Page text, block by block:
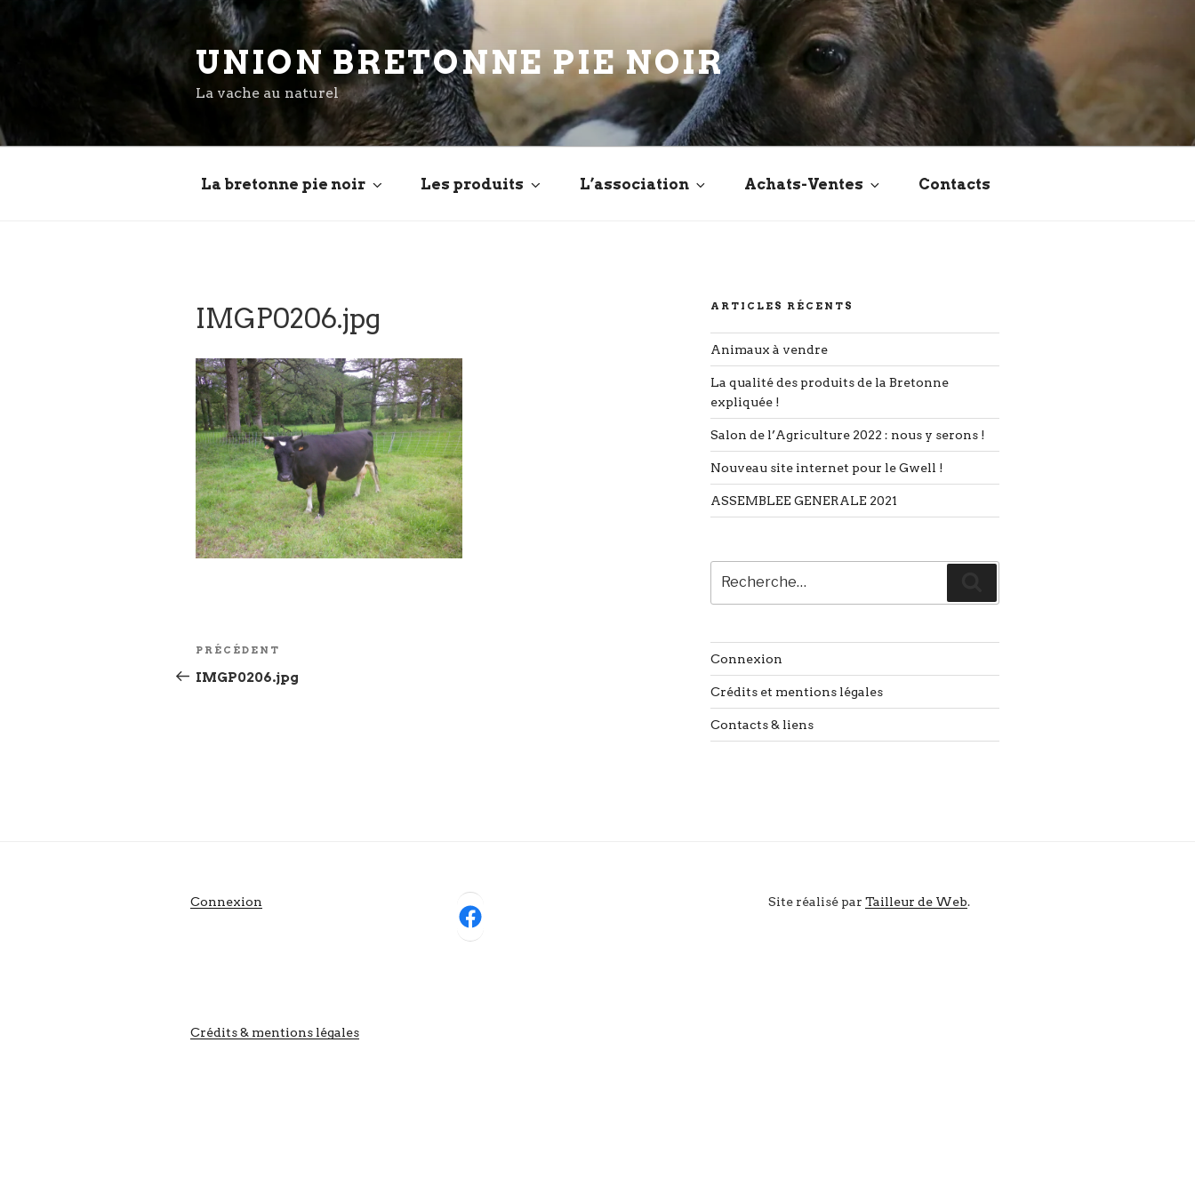
UNION BRETONNE PIE NOIR
La vache au naturel
La bretonne pie noir Les produits L’association Achats-Ventes Contacts
IMGP0206.jpg
Navigation
de
Article
précédent
PRÉCÉDENT
IMGP0206.jpg
ARTICLES RÉCENTS
Animaux à vendre
La qualité des produits de la Bretonne
expliquée !
Salon de l’Agriculture 2022 : nous y serons !
Nouveau site internet pour le Gwell !
ASSEMBLEE GENERALE 2021
pour
:
Connexion
Crédits et mentions légales
Contacts & liens
Connexion
Facebook
Crédits & mentions légales
Site réalisé parTailleur de Web.